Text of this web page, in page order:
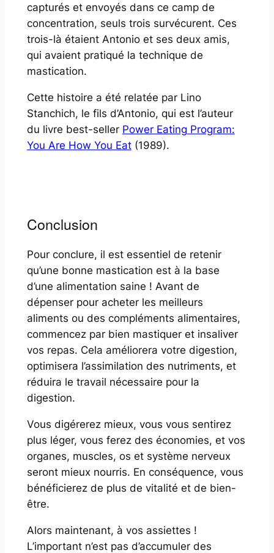
capturés et envoyés dans ce camp de
concentration, seuls trois survécurent. Ces
trois-là étaient Antonio et ses deux amis,
qui avaient pratiqué la technique de
mastication.
Cette histoire a été relatée par Lino
Stanchich, le fils d’Antonio, qui est l’auteur
du livre best-seller Power Eating Program:
You Are How You Eat(1989).
Conclusion
Pour conclure, il est essentiel de retenir
qu’une bonne mastication est à la base
d’une alimentation saine ! Avant de
dépenser pour acheter les meilleurs
aliments ou des compléments alimentaires,
commencez par bien mastiquer et insaliver
vos repas. Cela améliorera votre digestion,
optimisera l’assimilation des nutriments, et
réduira le travail nécessaire pour la
digestion.
Vous digérerez mieux, vous vous sentirez
plus léger, vous ferez des économies, et vos
organes, muscles, os et système nerveux
seront mieux nourris. En conséquence, vous
bénéficierez de plus de vitalité et de bien-
être.
Alors maintenant, à vos assiettes !
L’important n’est pas d’accumuler des